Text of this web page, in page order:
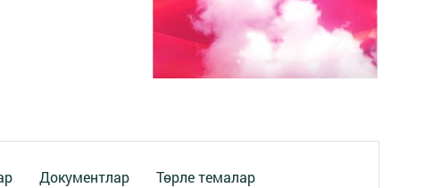
Документлар Төрле темалар